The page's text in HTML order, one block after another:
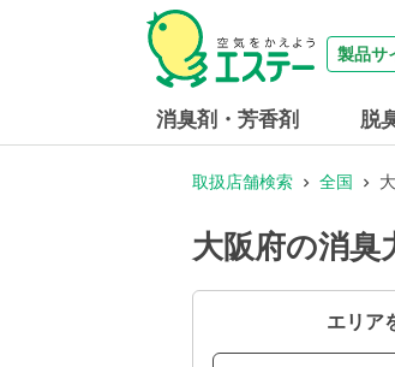
製品サ
消臭剤・芳香剤 脱
取扱店舗検索 全国
大阪府の消
エリア